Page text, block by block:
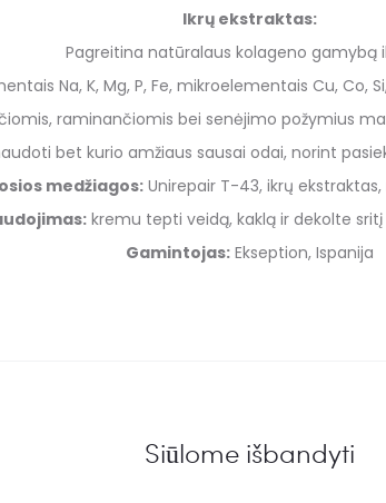
Ikrų ekstraktas:
Pagreitina natūralaus kolageno gamybą
Na, K, Mg, P, Fe, mikroelementais Cu,
raminančiomis bei senėjimo požymius
bet kurio amžiaus sausai odai, norint
medžiagos:Unirepair T-43, ikrų
kremu tepti veidą, kaklą ir dekolte sritį
Gamintojas:Ekseption, Ispanija
Siūlome išbandyti